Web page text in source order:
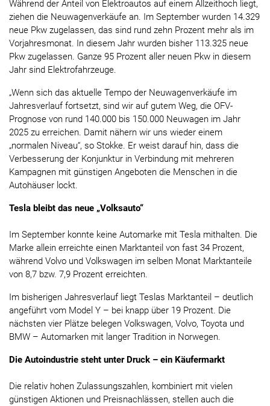
Während der Anteil von Elektroautos auf einem Allzeithoch liegt,
ziehen die Neuwagenverkäufe an. Im September wurden 14.329
neue Pkw zugelassen, das sind rund zehn Prozent mehr als im
Vorjahresmonat. In diesem Jahr wurden bisher 113.325 neue
Pkw zugelassen. Ganze 95 Prozent aller neuen Pkw in diesem
Jahr sind Elektrofahrzeuge.
„Wenn sich das aktuelle Tempo der Neuwagenverkäufe im
Jahresverlauf fortsetzt, sind wir auf gutem Weg, die OFV-
Prognose von rund 140.000 bis 150.000 Neuwagen im Jahr
2025 zu erreichen. Damit nähern wir uns wieder einem
„normalen Niveau“, so Stokke. Er weist darauf hin, dass die
Verbesserung der Konjunktur in Verbindung mit mehreren
Kampagnen mit günstigen Angeboten die Menschen in die
Autohäuser lockt.
Tesla bleibt das neue „Volksauto“
Im September konnte keine Automarke mit Tesla mithalten. Die
Marke allein erreichte einen Marktanteil von fast 34 Prozent,
während Volvo und Volkswagen im selben Monat Marktanteile
von 8,7 bzw. 7,9 Prozent erreichten.
Im bisherigen Jahresverlauf liegt Teslas Marktanteil – deutlich
angeführt vom Model Y – bei knapp über 19 Prozent. Die
nächsten vier Plätze belegen Volkswagen, Volvo, Toyota und
BMW – Automarken mit langer Tradition in Norwegen.
Die Autoindustrie steht unter Druck – ein Käufermarkt
Die relativ hohen Zulassungszahlen, kombiniert mit vielen
günstigen Aktionen und Preisnachlässen, stellen auch die